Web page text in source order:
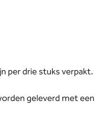
per drie stuks verpakt.
geleverd met een